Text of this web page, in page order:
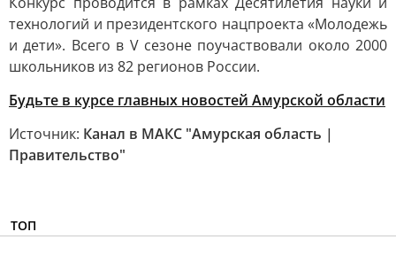
технологий и президентского нацпроекта «Молодежь
и дети». Всего в V сезоне поучаствовали около 2000
школьников из 82 регионов России.
Будьте в курсе главных новостей Амурской области
Источник: Канал в МАКС "Амурская область |
Правительство"
ТОП